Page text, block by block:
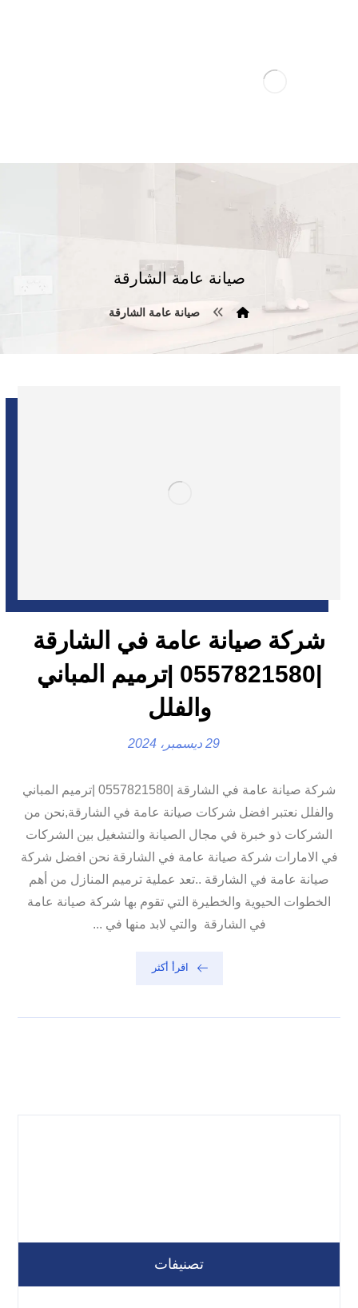
صيانة عامة الشارقة
صيانة عامة الشارقة
شركة صيانة عامة في الشارقة
|0557821580 |ترميم المباني
والفلل
29 ديسمبر، 2024
شركة صيانة عامة في الشارقة |0557821580 |ترميم المباني
والفلل نعتبر افضل شركات صيانة عامة في الشارقة,نحن من
الشركات ذو خبرة في مجال الصيانة والتشغيل بين الشركات
في الامارات شركة صيانة عامة في الشارقة نحن افضل شركة
صيانة عامة في الشارقة ..تعد عملية ترميم المنازل من أهم
الخطوات الحيوية والخطيرة التي تقوم بها شركة صيانة عامة
في الشارقة والتي لابد منها في ...
اقرأ أكثر
تصنيفات